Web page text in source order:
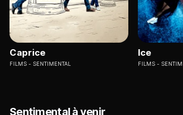
Caprice
FILMS SENTIMENTAL
Ice
FILMS
Sentimental à venir